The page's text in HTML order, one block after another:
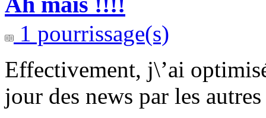
1 pourrissage(s)
Effectivement, j\’ai
jour des news par les